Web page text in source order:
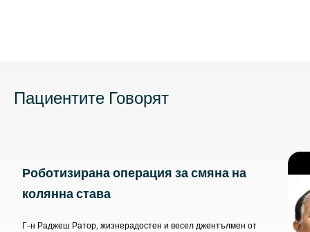
Пациентите Говорят
Роботизирана операция за смяна на
колянна става
Г-н Раджеш Ратор, жизнерадостен и весел джентълмен от